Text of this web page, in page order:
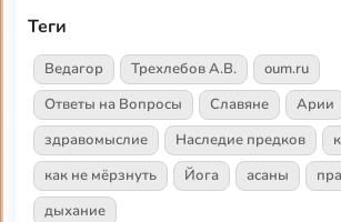
Теги
Ведагор Трехлебов А.В.
oum.ru
Ответы на Вопросы
Славяне
Арии
здравомыслие
Наследие предков
как не мёрзнуть
Йога асаны
дыхание